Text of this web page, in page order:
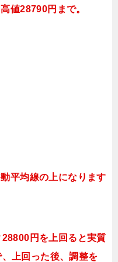
値28790円まで。
平均線の上になります
円を上回ると実質
、上回った後、調整を